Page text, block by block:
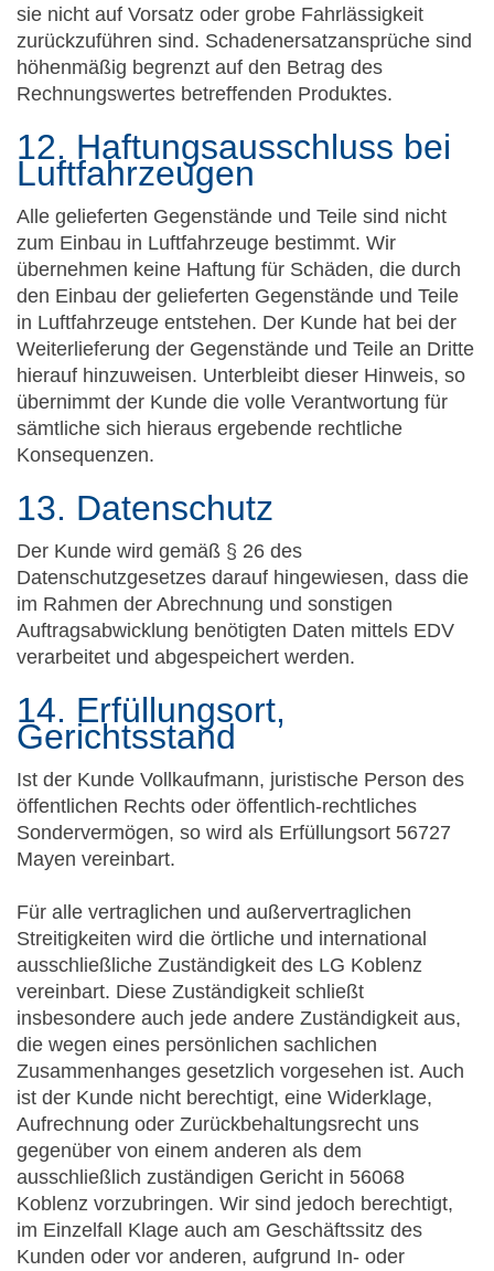
sie nicht auf Vorsatz oder grobe Fahrlässigkeit
zurückzuführen sind. Schadenersatzansprüche sind
höhenmäßig begrenzt auf den Betrag des
Rechnungswertes betreffenden Produktes.
12. Haftungsausschluss bei
Luftfahrzeugen
Alle gelieferten Gegenstände und Teile sind nicht
zum Einbau in Luftfahrzeuge bestimmt. Wir
übernehmen keine Haftung für Schäden, die durch
den Einbau der gelieferten Gegenstände und Teile
in Luftfahrzeuge entstehen. Der Kunde hat bei der
Weiterlieferung der Gegenstände und Teile an Dritte
hierauf hinzuweisen. Unterbleibt dieser Hinweis, so
übernimmt der Kunde die volle Verantwortung für
sämtliche sich hieraus ergebende rechtliche
Konsequenzen.
13. Datenschutz
Der Kunde wird gemäß § 26 des
Datenschutzgesetzes darauf hingewiesen, dass die
im Rahmen der Abrechnung und sonstigen
Auftragsabwicklung benötigten Daten mittels EDV
verarbeitet und abgespeichert werden.
14. Erfüllungsort,
Gerichtsstand
Ist der Kunde Vollkaufmann, juristische Person des
öffentlichen Rechts oder öffentlich-rechtliches
Sondervermögen, so wird als Erfüllungsort 56727
Mayen vereinbart.
Für alle vertraglichen und außervertraglichen
Streitigkeiten wird die örtliche und international
ausschließliche Zuständigkeit des LG Koblenz
vereinbart. Diese Zuständigkeit schließt
insbesondere auch jede andere Zuständigkeit aus,
die wegen eines persönlichen sachlichen
Zusammenhanges gesetzlich vorgesehen ist. Auch
ist der Kunde nicht berechtigt, eine Widerklage,
Aufrechnung oder Zurückbehaltungsrecht uns
gegenüber von einem anderen als dem
ausschließlich zuständigen Gericht in 56068
Koblenz vorzubringen. Wir sind jedoch berechtigt,
im Einzelfall Klage auch am Geschäftssitz des
Kunden oder vor anderen, aufgrund In- oder